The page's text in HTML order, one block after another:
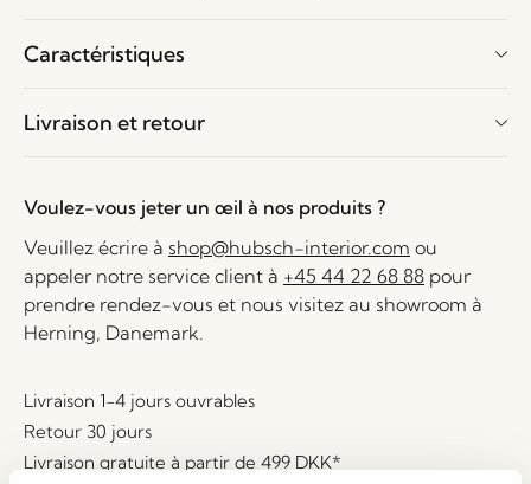
Caractéristiques
Livraison et retour
Voulez-vous jeter un œil à nos produits ?
Veuillez écrire à shop@hubsch-interior.com ou
appeler notre service client à +45 44 22 68 88 pour
prendre rendez-vous et nous visitez au showroom à
Herning, Danemark.
Livraison 1-4 jours ouvrables
Retour 30 jours
Livraison gratuite à partir de 499 DKK*